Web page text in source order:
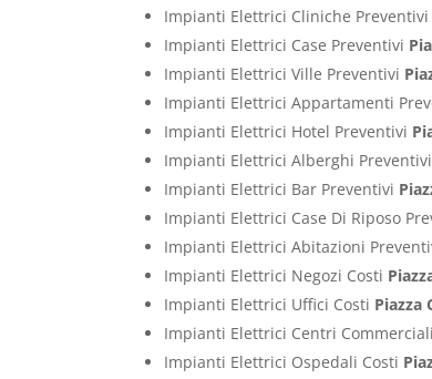
Impianti Elettrici Cliniche Preventivi
Impianti Elettrici Case Preventivi
Impianti Elettrici Ville Preventivi
Impianti Elettrici Appartamenti
Impianti Elettrici Hotel Preventivi
Impianti Elettrici Alberghi Preventivi
Impianti Elettrici Bar Preventivi
Impianti Elettrici Case Di Riposo
Impianti Elettrici Abitazioni
Impianti Elettrici Negozi Costi
Impianti Elettrici Uffici Costi Piazza
Impianti Elettrici Centri
Impianti Elettrici Ospedali Costi